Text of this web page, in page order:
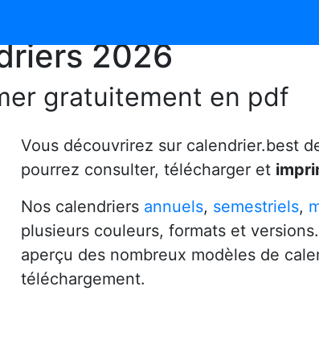
2026
gratuitement en pdf
Vous découvrirez sur calendrier.best
pourrez consulter, télécharger et
Nos calendriers annuels, semestriels,
plusieurs couleurs, formats et
aperçu des nombreux modèles de
téléchargement.